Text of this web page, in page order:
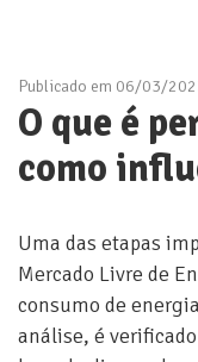
Publicado em 06/03/
O que é
como
Uma das etapas
Mercado Livre de
consumo de
análise, é